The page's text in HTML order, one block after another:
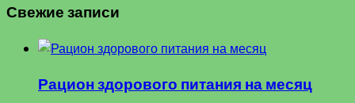
Свежие записи
Рацион здорового питания на месяц